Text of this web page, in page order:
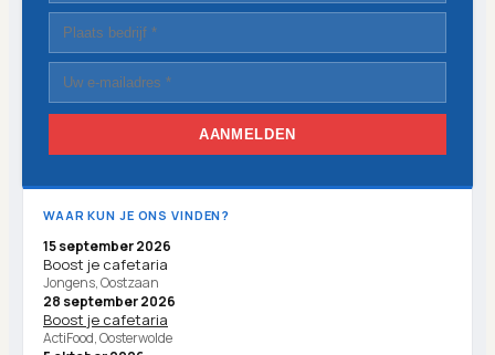
AANMELDEN
WAAR KUN JE ONS VINDEN?
15 september 2026
Boost je cafetaria
Jongens, Oostzaan
28 september 2026
Boost je cafetaria
ActiFood, Oosterwolde